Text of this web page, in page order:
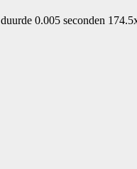
duurde 0.005 seconden